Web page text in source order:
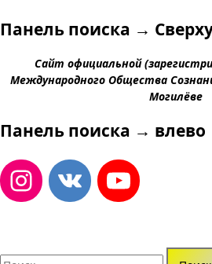
Панель поиска →
Сайт официальной
Международного Общества
Могилёве
Панель поиска → влево
Найти: